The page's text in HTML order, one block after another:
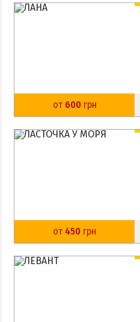
от 600грн
от 450 грн